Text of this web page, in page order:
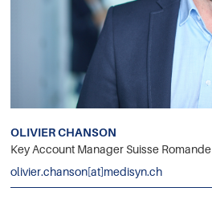
OLIVIER CHANSON
Key Account Manager Suisse Romande
olivier.chanson[at]medisyn.ch